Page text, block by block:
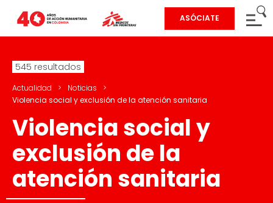
ASÓCIATE
545 resultados
Actualidad > Noticias
>
Violencia social y exclusión de la atención sanitaria
Violencia social y
exclusión de la
atención sanitaria